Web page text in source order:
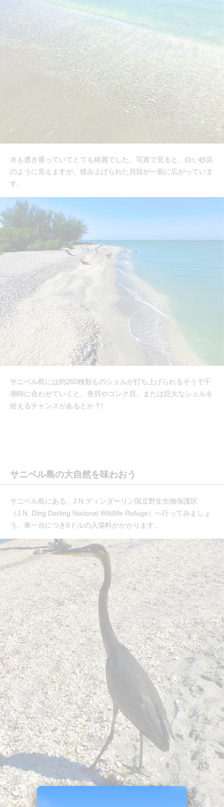
水も透き通っていてとても綺麗でした。写真で見ると、白い砂浜
のように見えますが、積み上げられた貝殻が一面に広がっていま
す。
サニベル島には約250種類ものシェルが打ち上げられるそうで干
潮時に合わせていくと、巻貝やコンク貝、または巨大なシェルを
拾えるチャンスがあるとか？!
サニベル島の大自然を味わおう
サニベル島にある、J.N.ディンダーリン国立野生生物保護区
（J.N. Ding Darling National Wildlife Refuge）へ行ってみましょ
う。車一台につき5ドルの入場料がかかります。